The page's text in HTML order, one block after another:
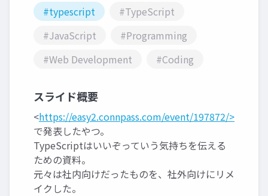
#typescript
#TypeScript
#JavaScript
#Programming
#Web Development
#Coding
スライド概要
<https://easy2.connpass.com/event/197872/>
で発表したやつ。
TypeScriptはいいぞっていう気持ちを伝える
ための資料。
元々は社内向けだったものを、社外向けにリメ
イクした。